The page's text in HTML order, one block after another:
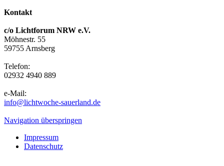
Kontakt
c/o Lichtforum NRW e.V.
Möhnestr. 55
59755 Arnsberg
Telefon:
02932 4940 889
e-Mail:
info@lichtwoche-sauerland.de
Navigation überspringen
Impressum
Datenschutz